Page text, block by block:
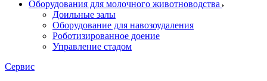
Оборудования для молочного животноводства
Доильные залы
Оборудование для навозоудаления
Роботизированное доение
Управление стадом
Сервис